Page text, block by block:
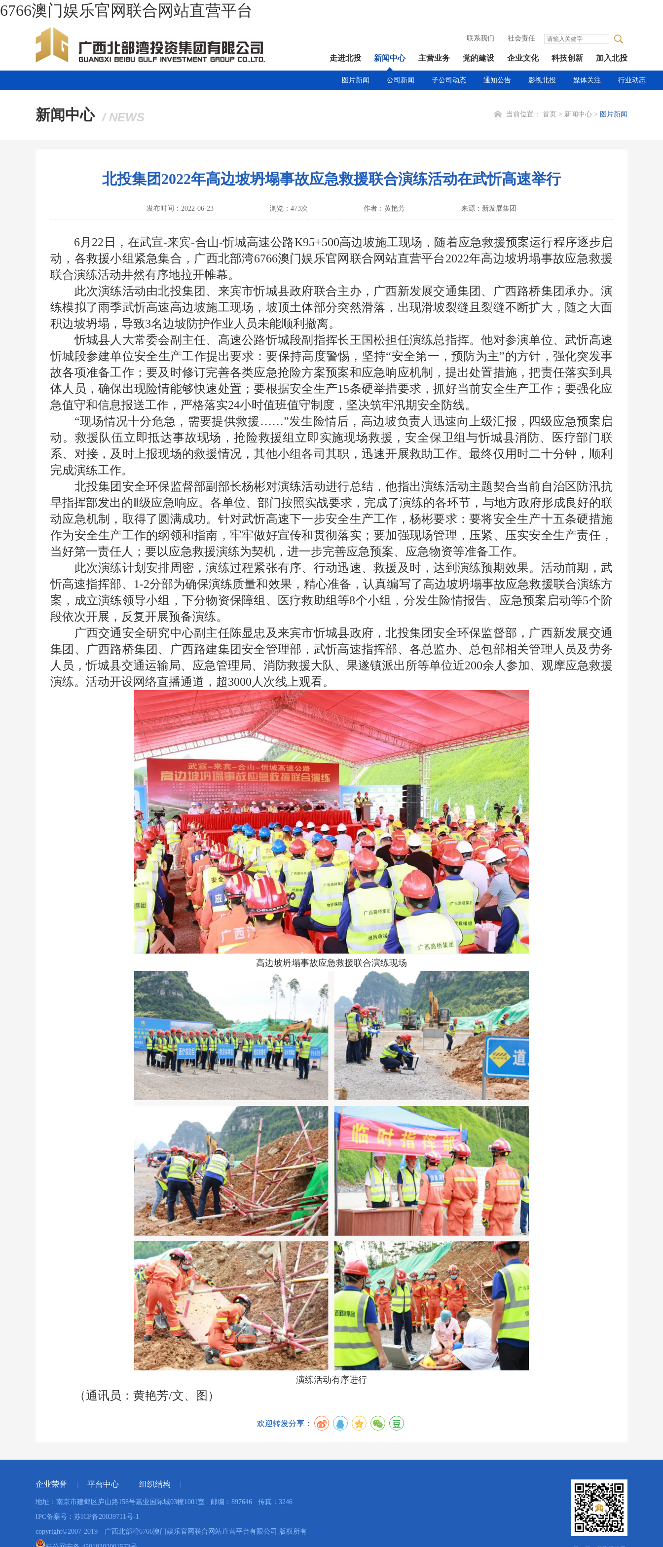
6766澳门娱乐官网联合网站直营平台
联系我们 社会责任
走进北投 新闻中心 主营业务 党的建设 企业文化 科技创新 加入北投
图片新闻 公司新闻 子公司动态 通知公告 影视北投 媒体关注 行业动态
新闻中心 / NEWS 当前位置： 首页 > 新闻中心 > 图片新闻
北投集团2022年高边坡坍塌事故应急救援联合演练活动在武忻高速举行
发布时间：2022-06-23 浏览：473次 作者：黄艳芳 来源：新发展集团
6月22日，在武宣-来宾-合山-忻城高速公路K95+500高边坡施工现场，随着应急救援预案运行程序逐步启
动，各救援小组紧急集合，广西北部湾6766澳门娱乐官网联合网站直营平台2022年高边坡坍塌事故应急救援
联合演练活动井然有序地拉开帷幕。
此次演练活动由北投集团、来宾市忻城县政府联合主办，广西新发展交通集团、广西路桥集团承办。演
练模拟了雨季武忻高速高边坡施工现场，坡顶土体部分突然滑落，出现滑坡裂缝且裂缝不断扩大，随之大面
积边坡坍塌，导致3名边坡防护作业人员未能顺利撤离。
忻城县人大常委会副主任、高速公路忻城段副指挥长王国松担任演练总指挥。他对参演单位、武忻高速
忻城段参建单位安全生产工作提出要求：要保持高度警惕，坚持“安全第一，预防为主”的方针，强化突发事
故各项准备工作；要及时修订完善各类应急抢险方案预案和应急响应机制，提出处置措施，把责任落实到具
体人员，确保出现险情能够快速处置；要根据安全生产15条硬举措要求，抓好当前安全生产工作；要强化应
急值守和信息报送工作，严格落实24小时值班值守制度，坚决筑牢汛期安全防线。
“现场情况十分危急，需要提供救援……”发生险情后，高边坡负责人迅速向上级汇报，四级应急预案启
动。救援队伍立即抵达事故现场，抢险救援组立即实施现场救援，安全保卫组与忻城县消防、医疗部门联
系、对接，及时上报现场的救援情况，其他小组各司其职，迅速开展救助工作。最终仅用时二十分钟，顺利
完成演练工作。
北投集团安全环保监督部副部长杨彬对演练活动进行总结，他指出演练活动主题契合当前自治区防汛抗
旱指挥部发出的Ⅱ级应急响应。各单位、部门按照实战要求，完成了演练的各环节，与地方政府形成良好的联
动应急机制，取得了圆满成功。针对武忻高速下一步安全生产工作，杨彬要求：要将安全生产十五条硬措施
作为安全生产工作的纲领和指南，牢牢做好宣传和贯彻落实；要加强现场管理，压紧、压实安全生产责任，
当好第一责任人；要以应急救援演练为契机，进一步完善应急预案、应急物资等准备工作。
此次演练计划安排周密，演练过程紧张有序、行动迅速、救援及时，达到演练预期效果。活动前期，武
忻高速指挥部、1-2分部为确保演练质量和效果，精心准备，认真编写了高边坡坍塌事故应急救援联合演练方
案，成立演练领导小组，下分物资保障组、医疗救助组等8个小组，分发生险情报告、应急预案启动等5个阶
段依次开展，反复开展预备演练。
广西交通安全研究中心副主任陈显忠及来宾市忻城县政府，北投集团安全环保监督部，广西新发展交通
集团、广西路桥集团、广西路建集团安全管理部，武忻高速指挥部、各总监办、总包部相关管理人员及劳务
人员，忻城县交通运输局、应急管理局、消防救援大队、果遂镇派出所等单位近200余人参加、观摩应急救援
演练。活动开设网络直播通道，超3000人次线上观看。
高边坡坍塌事故应急救援联合演练现场
演练活动有序进行
（通讯员：黄艳芳/文、图）
欢迎转发分享：
企业荣誉 平台中心 组织结构
地址：南京市建邺区庐山路158号嘉业国际城03幢1001室 邮编：897646 传真：3246
IPC备案号：苏ICP备20039711号-1
copyright©2007-2019 广西北部湾6766澳门娱乐官网联合网站直营平台有限公司 版权所有